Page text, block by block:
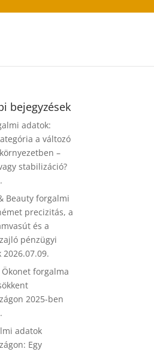
bejegyzések
adatok:
a változó
–
stabilizáció?
Beauty forgalmi
precizitás, a
és a
pénzügyi
2026.07.09.
forgalma
2025-ben
adatok
Egy